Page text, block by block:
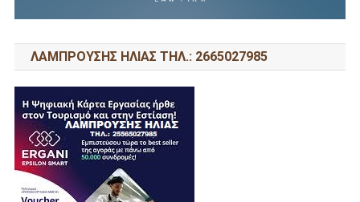
ΛΑΜΠΡΟΥΣΗΣ ΗΛΙΑΣ ΤΗΛ.: 2665027985